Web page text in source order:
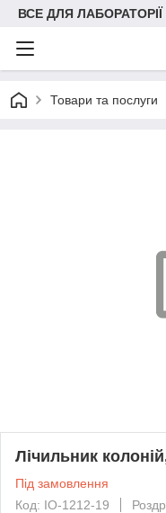
ВСЕ ДЛЯ ЛАБОРАТОРІЇ
Товари та послуги
Лічильник
Під замовлення
Код: IO-1212-19